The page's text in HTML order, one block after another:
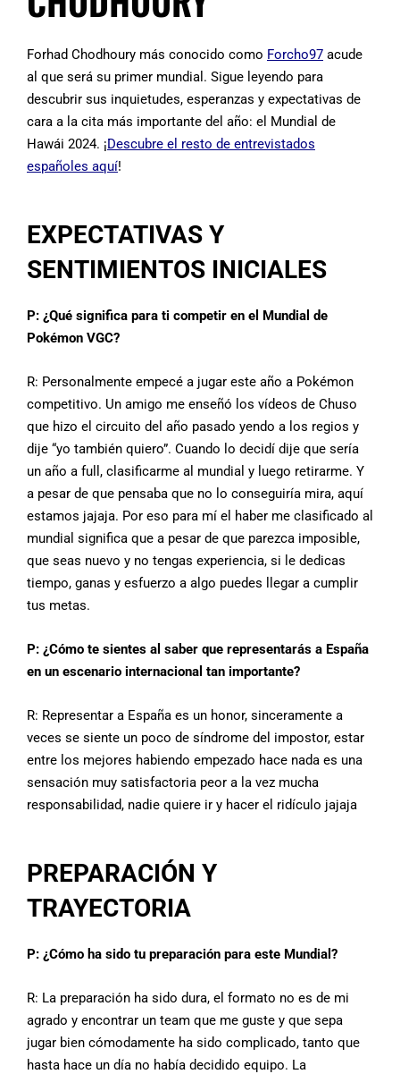
Forhad Chodhoury más conocido como Forcho97 acude
al que será su primer mundial. Sigue leyendo para
descubrir sus inquietudes, esperanzas y expectativas de
cara a la cita más importante del año: el Mundial de
Hawái 2024. ¡Descubre el resto de entrevistados
españoles aquí!
EXPECTATIVAS Y
SENTIMIENTOS INICIALES
P: ¿Qué significa para ti competir en el Mundial de
Pokémon VGC?
R: Personalmente empecé a jugar este año a Pokémon
competitivo. Un amigo me enseñó los vídeos de Chuso
que hizo el circuito del año pasado yendo a los regios y
dije “yo también quiero”. Cuando lo decidí dije que sería
un año a full, clasificarme al mundial y luego retirarme. Y
a pesar de que pensaba que no lo conseguiría mira, aquí
estamos jajaja. Por eso para mí el haber me clasificado al
mundial significa que a pesar de que parezca imposible,
que seas nuevo y no tengas experiencia, si le dedicas
tiempo, ganas y esfuerzo a algo puedes llegar a cumplir
tus metas.
P: ¿Cómo te sientes al saber que representarás a España
en un escenario internacional tan importante?
R: Representar a España es un honor, sinceramente a
veces se siente un poco de síndrome del impostor, estar
entre los mejores habiendo empezado hace nada es una
sensación muy satisfactoria peor a la vez mucha
responsabilidad, nadie quiere ir y hacer el ridículo jajaja
PREPARACIÓN Y
TRAYECTORIA
P: ¿Cómo ha sido tu preparación para este Mundial?
R: La preparación ha sido dura, el formato no es de mi
agrado y encontrar un team que me guste y que sepa
jugar bien cómodamente ha sido complicado, tanto que
hasta hace un día no había decidido equipo. La